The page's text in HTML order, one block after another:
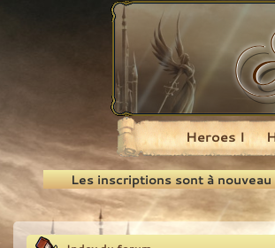
Recherche
Heroes I
Les inscriptions sont à